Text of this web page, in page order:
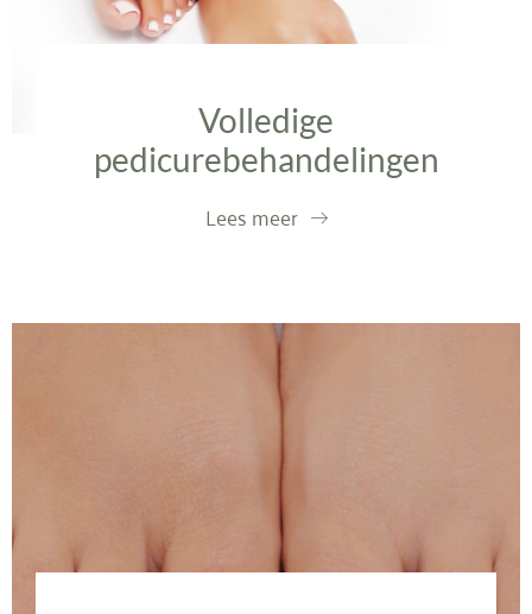
Volledige
pedicurebehandelingen
Lees meer